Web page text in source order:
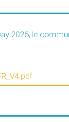
2026, le